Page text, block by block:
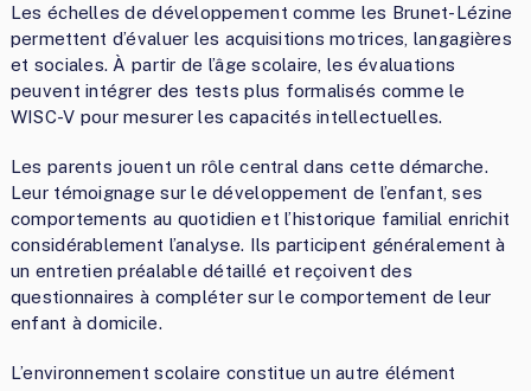
Les échelles de développement comme les Brunet-Lézine
permettent d’évaluer les acquisitions motrices, langagières
et sociales. À partir de l’âge scolaire, les évaluations
peuvent intégrer des tests plus formalisés comme le
WISC-V pour mesurer les capacités intellectuelles.
Les parents jouent un rôle central dans cette démarche.
Leur témoignage sur le développement de l’enfant, ses
comportements au quotidien et l’historique familial enrichit
considérablement l’analyse. Ils participent généralement à
un entretien préalable détaillé et reçoivent des
questionnaires à compléter sur le comportement de leur
enfant à domicile.
L’environnement scolaire constitue un autre élément